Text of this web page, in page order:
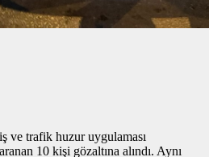
ve trafik huzur uygulaması
10 kişi gözaltına alındı. Aynı